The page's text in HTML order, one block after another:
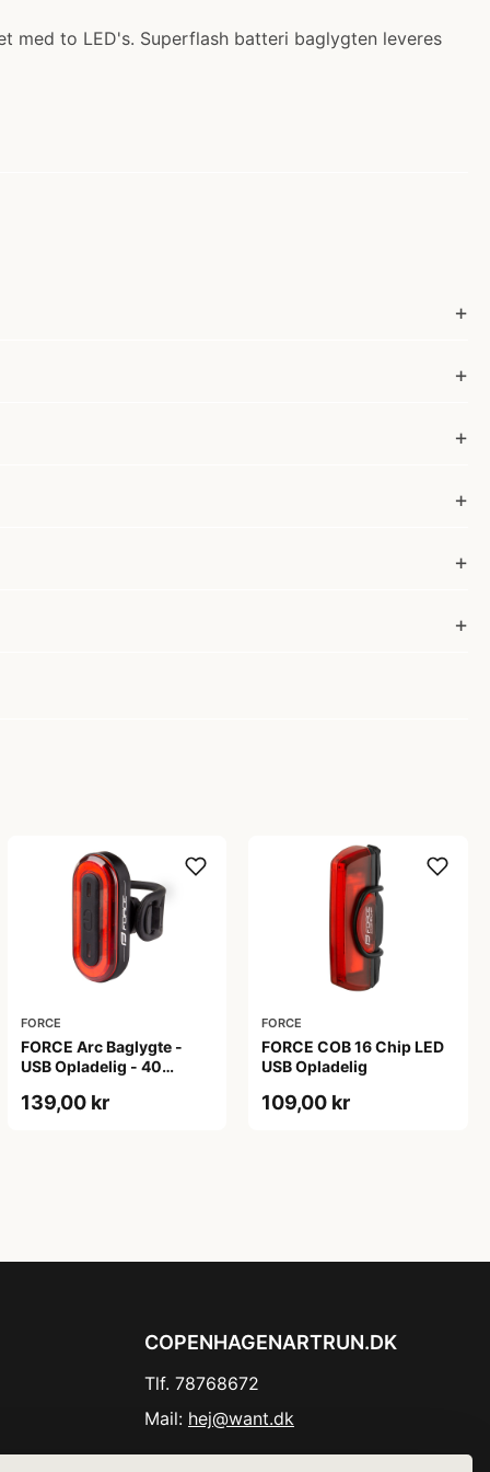
med to LED's. Superflash batteri baglygten leveres
FORCE
FORCE Arc Baglygte -
USB Opladelig - 40
139,00 kr
FORCE
FORCE COB 16 Chip LED
USB Opladelig
109,00 kr
COPENHAGENARTRUN.DK
Tlf. 78768672
Mail: hej@want.dk